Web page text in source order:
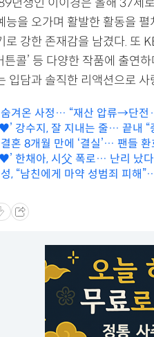
능을 오가며 활발한 활동을
로 강한 존재감을 남겼다. 또
튼콜’ 등 다양한 작품에 출연
입담과 솔직한 리액션으로 사
숨겨온 사정… “재산 압류→단전
강수지, 잘 지내는 줄… 끝내 “
혼 8개월 만에 ‘결실’… 팬들 환
한채아, 시父 폭로… 난리 났다
, “남친에게 마약 성범죄 피해